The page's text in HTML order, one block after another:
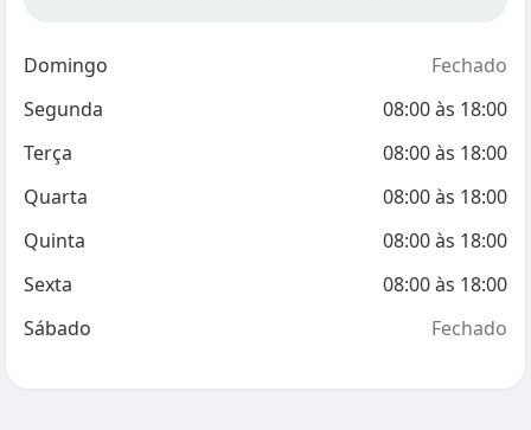
Domingo
Fechado
Segunda
08:00às 18:00
Terça
08:00às 18:00
Quarta
08:00às 18:00
Quinta
08:00às 18:00
Sexta
08:00às 18:00
Sábado
Fechado